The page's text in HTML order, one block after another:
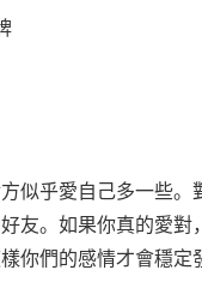
似乎愛自己多一些
友。如果你真的愛
你們的感情才會穩定